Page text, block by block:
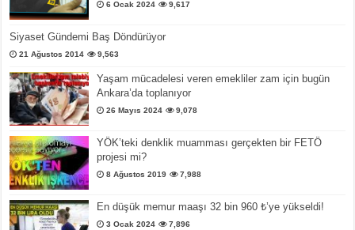
6 Ocak 2024 9,617
Siyaset Gündemi Baş Döndürüyor
21 Ağustos 2014 9,563
Yaşam mücadelesi veren emekliler zam için bugün
Ankara’da toplanıyor
26 Mayıs 2024 9,078
YÖK’teki denklik muamması gerçekten bir FETÖ
projesi mi?
8 Ağustos 2019 7,988
En düşük memur maaşı 32 bin 960 ₺’ye yükseldi!
3 Ocak 2024 7,896